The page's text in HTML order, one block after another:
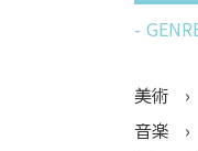
美術
音楽